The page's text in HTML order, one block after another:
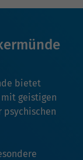
bietet
geistigen
psychischen